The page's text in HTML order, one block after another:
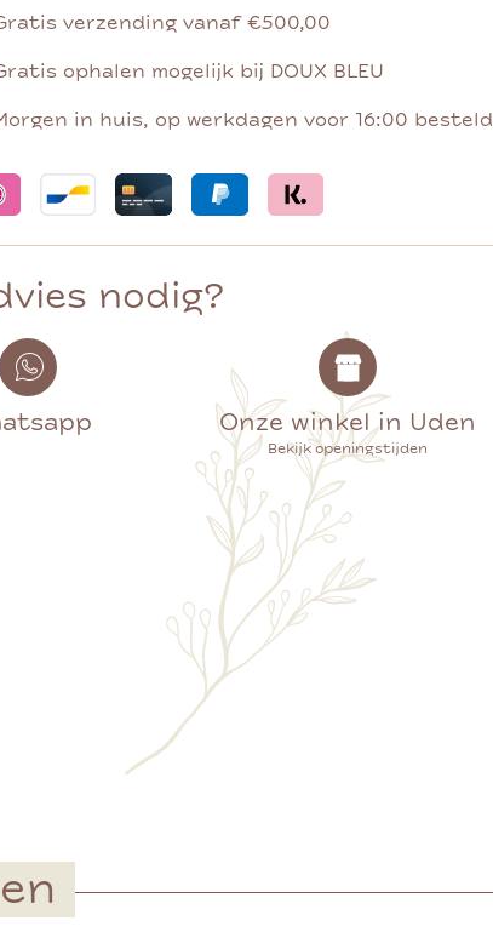
verzending vanaf €500,00
ophalen mogelijk bij DOUX BLEU
in huis, op werkdagen voor 16:00 besteld
nodig?
Onze winkel in Uden
Bekijk openingstijden